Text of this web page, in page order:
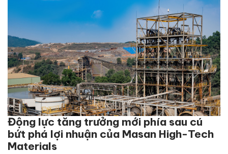
Động lực tăng trưởng mới phía sau cú
bứt phá lợi nhuận của Masan High-Tech
Materials